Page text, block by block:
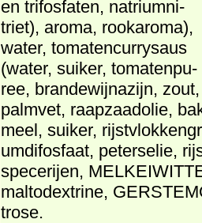
en tri­fos­fa­ten, na­tri­um­ni­
triet), aro­ma, rooka­ro­ma),
wa­ter, to­ma­ten­cur­ry­saus
(wa­ter, sui­ker, to­ma­ten­pu­
ree, bran­de­wijn­azijn,
palm­vet, raap­zaad­olie,
meel, sui­ker,
um­di­fos­faat, pe­ter­se­lie,
spe­ce­rij­en,
mal­todex­tri­ne,
tro­se.